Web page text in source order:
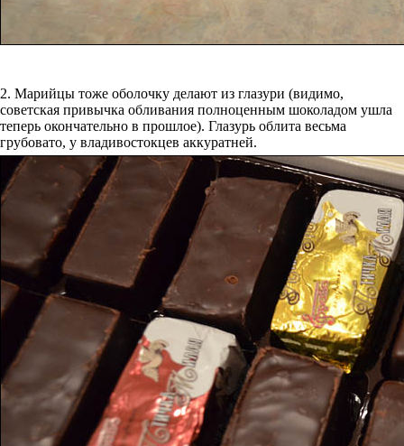
2. Марийцы тоже оболочку делают из глазури (видимо,
советская привычка обливания полноценным шоколадом ушла
теперь окончательно в прошлое). Глазурь облита весьма
грубовато, у владивостокцев аккуратней.